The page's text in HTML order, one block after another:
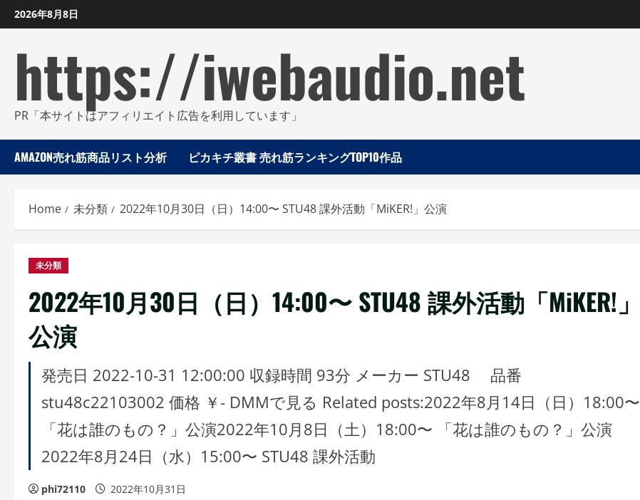
Skip
to
2026年8月8日
https://iwebaudio.net
PR「本サイトはアフィリエイト広告を利用しています」
AMAZON売れ筋商品リスト分析 ピカキチ叢書 売れ筋ランキングTOP10作品
Home 未分類 2022年10月30日（日）14:00〜 STU48 課外活動「MiKER!」公演
未分類
2022年10月30日（日）14:00〜 STU48 課外活動「MiKER!」
公演
発売日 2022-10-31 12:00:00 収録時間 93分 メーカー STU48 品番
stu48c22103002 価格 ￥- DMMで見る Related posts:2022年8月14日（日）18:00〜
「花は誰のもの？」公演2022年10月8日（土）18:00〜 「花は誰のもの？」公演
2022年8月24日（水）15:00〜 STU48 課外活動
phi72110 2022年10月31日